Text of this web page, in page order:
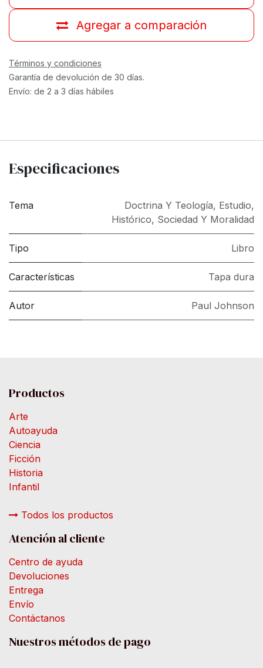
Agregar a comparación
Términos y condiciones
Garantía de devolución de 30 días.
Envío: de 2 a 3 días hábiles
Especificaciones
Tema Doctrina Y Teología, Estudio,
Histórico, Sociedad Y Moralidad
Tipo Libro
Características Tapa dura
Autor Paul Johnson
Productos
Arte
Autoayuda
Ciencia
Ficción
Historia
Infantil
Todos los productos
Atención al cliente
Centro de ayuda
Devoluciones
Entrega
Envío
Contáctanos
Nuestros métodos de pago